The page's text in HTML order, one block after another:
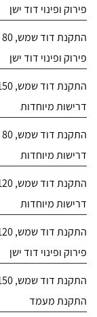
פירוק ופינוי דוד ישן
פירוק ופינוי דוד ישן
דרישות מיוחדות
דרישות מיוחדות
דרישות מיוחדות
פירוק ופינוי דוד ישן
התקנת מעמד